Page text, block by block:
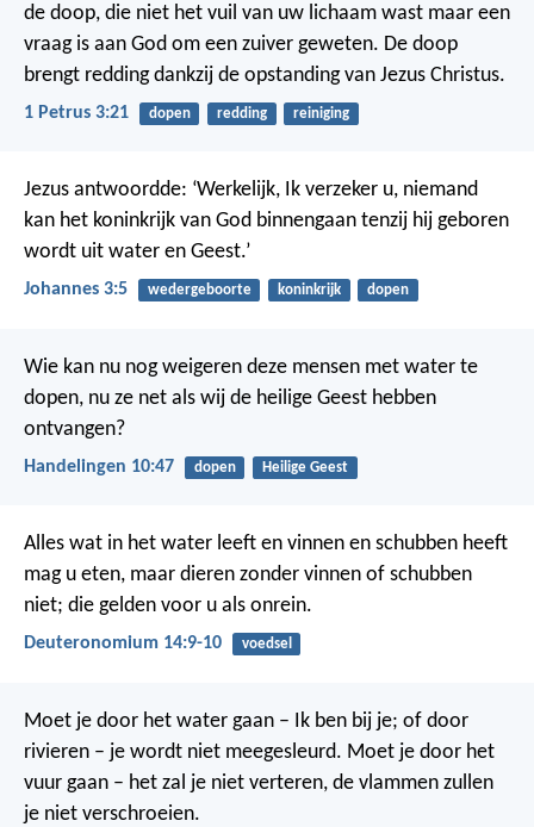
de doop, die niet het vuil van uw lichaam wast maar een
vraag is aan God om een zuiver geweten. De doop
brengt redding dankzij de opstanding van Jezus Christus.
1 Petrus 3:21 dopen redding reiniging
Jezus antwoordde: ‘Werkelijk, Ik verzeker u, niemand
kan het koninkrijk van God binnengaan tenzij hij geboren
wordt uit water en Geest.’
Johannes 3:5 wedergeboorte koninkrijk dopen
Wie kan nu nog weigeren deze mensen met water te
dopen, nu ze net als wij de heilige Geest hebben
ontvangen?
Handelingen 10:47 dopen Heilige Geest
Alles wat in het water leeft en vinnen en schubben heeft
mag u eten, maar dieren zonder vinnen of schubben
niet; die gelden voor u als onrein.
Deuteronomium 14:9-10 voedsel
Moet je door het water gaan – Ik ben bij je; of door
rivieren – je wordt niet meegesleurd. Moet je door het
vuur gaan – het zal je niet verteren, de vlammen zullen
je niet verschroeien.